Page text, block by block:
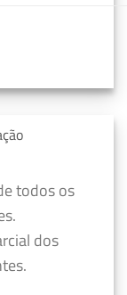
todos os
dos